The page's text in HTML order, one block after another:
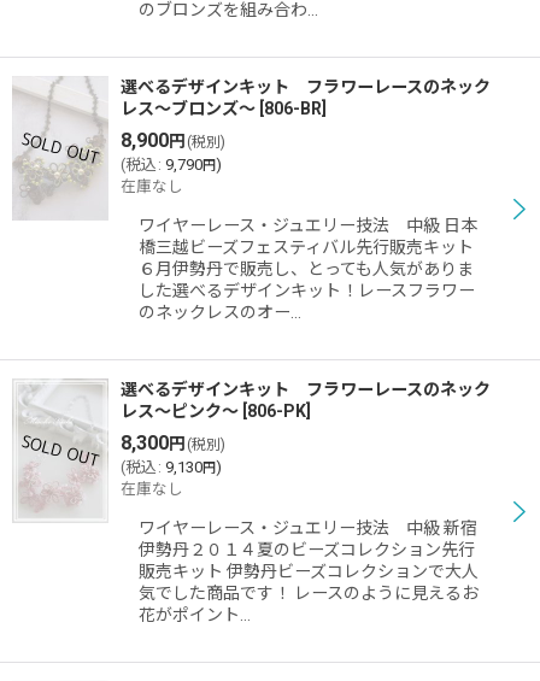
のブロンズを組み合わ…
選べるデザインキット フラワーレースのネック
レス〜ブロンズ〜 806-BR
8,900円 (税別)
(税込 : 9,790円)
在庫なし
ワイヤーレース・ジュエリー技法 中級 日本
橋三越ビーズフェスティバル先行販売キット
６月伊勢丹で販売し、とっても人気がありま
した選べるデザインキット！レースフラワー
のネックレスのオー…
選べるデザインキット フラワーレースのネック
レス〜ピンク〜 806-PK
8,300円 (税別)
(税込 : 9,130円)
在庫なし
ワイヤーレース・ジュエリー技法 中級 新宿
伊勢丹２０１４夏のビーズコレクション先行
販売キット 伊勢丹ビーズコレクションで大人
気でした商品です！ レースのように見えるお
花がポイント…